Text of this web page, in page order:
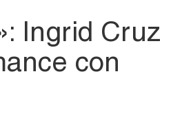
Ingrid Cruz
con